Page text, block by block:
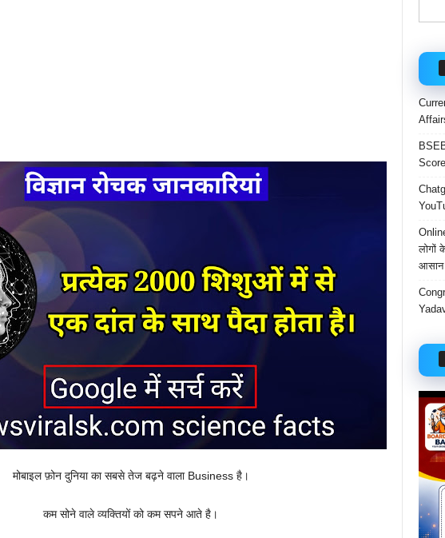
मोबाइल फ़ोन दुनिया का सबसे तेज बढ़ने वाला Business है।
कम सोने वाले व्यक्तियों को कम सपने आते है।
लोगों
आसान